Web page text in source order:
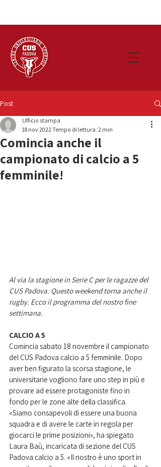
Post
Comincia anche il
campionato di calcio a 5
femminile!
Ufficio stampa
18 nov 2022Tempo di lettura: 2 min
Al via la stagione in Serie C per le ragazze del
CUS Padova. Questo weekend torna anche il
rugby. Ecco il programma del nostro fine
settimana.
CALCIO A 5
Comincia sabato 18 novembre il campionato
del CUS Padova calcio a 5 femminile. Dopo
aver ben figurato la scorsa stagione, le
universitarie vogliono fare uno step in più e
provare ad essere protagoniste fino in
fondo per le zone alte della classifica.
«Siamo consapevoli di essere una buona
squadra e di avere le carte in regola per
giocarci le prime posizioni», ha spiegato
Laura Baù, incaricata di sezione del CUS
Padova calcio a 5. «Il nostro è uno sport in